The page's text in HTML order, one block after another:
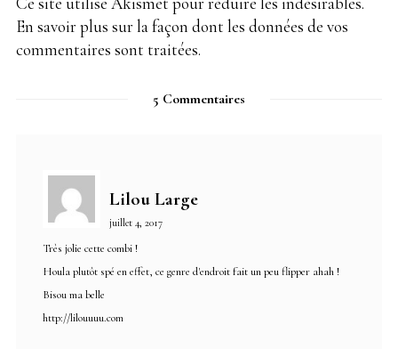
En savoir plus sur la façon dont les données de vos
commentaires sont traitées.
5 Commentaires
Lilou Large
juillet 4, 2017
Très jolie cette combi !
Houla plutôt spé en effet, ce genre d'endroit fait un peu flipper ahah !
Bisou ma belle
http://lilouuuu.com